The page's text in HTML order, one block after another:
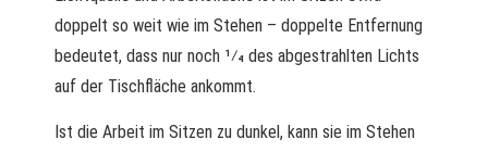
doppelt so weit wie im Stehen – doppelte Entfernung
bedeutet, dass nur noch 1⁄4 des abgestrahlten Lichts
auf der Tischfläche ankommt.
Ist die Arbeit im Sitzen zu dunkel, kann sie im Stehen